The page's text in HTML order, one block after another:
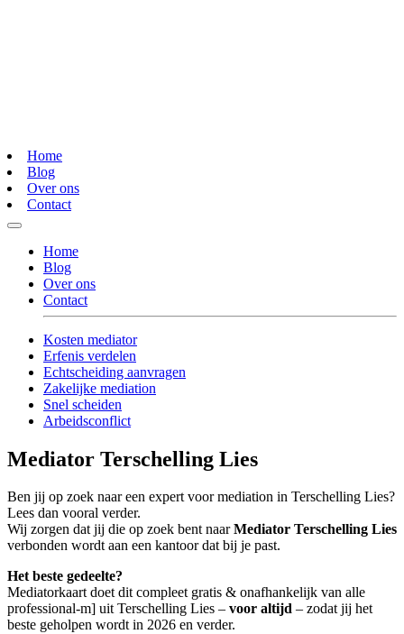
Home
Blog
Over ons
Contact
Home
Blog
Over ons
Contact
Kosten mediator
Erfenis verdelen
Echtscheiding aanvragen
Zakelijke mediation
Snel scheiden
Arbeidsconflict
Mediator Terschelling Lies
Ben jij op zoek naar een expert voor mediation in Terschelling Lies?
Lees dan vooral verder.
Wij zorgen dat jij die op zoek bent naarMediator Terschelling Lies
verbonden wordt aan een kantoor dat bij je past.
Het beste gedeelte?
Mediatorkaart doet dit compleet gratis & onafhankelijk van alle
professional-m] uit Terschelling Lies – voor altijd – zodat jij het
beste geholpen wordt in 2026 en verder.